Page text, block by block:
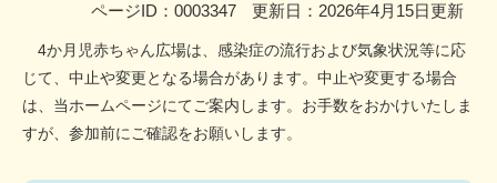
ページID：0003347 更新日：2026年4月15日更新
4か月児赤ちゃん広場は、感染症の流行および気象状況等に応
じて、中止や変更となる場合があります。中止や変更する場合
は、当ホームページにてご案内します。お手数をおかけいたしま
すが、参加前にご確認をお願いします。